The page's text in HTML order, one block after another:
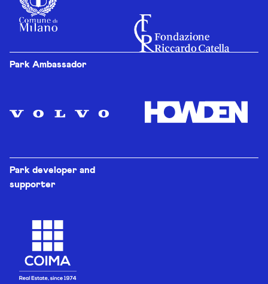
Park Ambassador
Park developer and
supporter